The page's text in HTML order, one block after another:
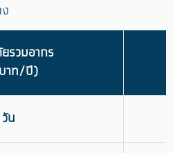
รวมอากร
าท/ปี)
น